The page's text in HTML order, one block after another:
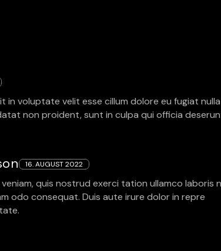
in voluptate velit esse cillum dolore eu fugiat
non proident, sunt in culpa qui officia
16. AUGUST 2022
veniam, quis nostrud exerci tation ullamco laboris
odo consequat. Duis aute irure dolor in repre